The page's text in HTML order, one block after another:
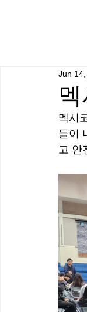
Jun
멕시
들이
고 안